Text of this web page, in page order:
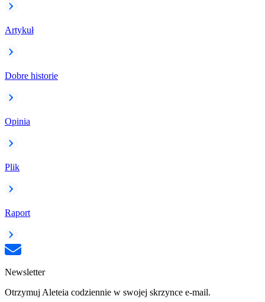
Artykuł
Dobre historie
Opinia
Plik
Raport
Newsletter
Otrzymuj Aleteia codziennie w swojej skrzynce e-mail.